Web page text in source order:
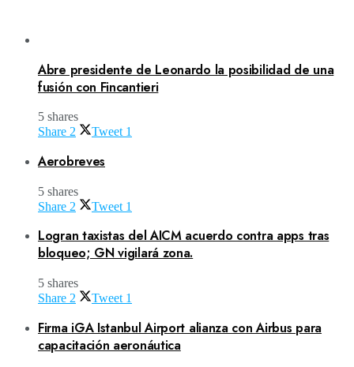
Abre presidente de Leonardo la posibilidad de una
fusión con Fincantieri
5 shares
Share 2 Tweet 1
Aerobreves
5 shares
Share 2 Tweet 1
Logran taxistas del AICM acuerdo contra apps tras
bloqueo; GN vigilará zona.
5 shares
Share 2 Tweet 1
Firma iGA Istanbul Airport alianza con Airbus para
capacitación aeronáutica